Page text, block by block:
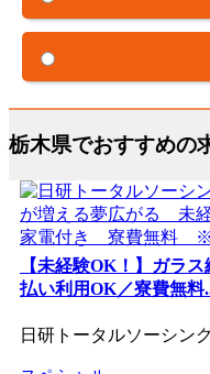
栃木県でおすすめの
【未経験OK！】ガラ
払い利用OK／寮費無料
日研トータルソーシン